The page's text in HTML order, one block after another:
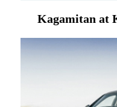
Kagamitan at